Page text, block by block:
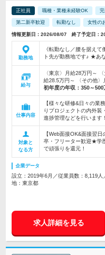
正社員 職種・業種未経験OK
第二新卒歓迎 転勤なし 女性の
情報更新日：2026/08/07 終了予定日：
勤務地
《転勤なし／腰を据え
ト先が勤務地です♪ ★あ
給与
〈東京〉月給28万円～
給28.5万円～ 〈その他
初年度の年収： 350～500
仕事内容
【様々な研修&日々の業
りプロジェクトの内外装
進捗管理などを行います！
対象と
なる方
【Web面接OK&面接翌
卒・フリーター歓迎★学
で頑張りを還元！
企業データ
設立：2019年6月／従業員数：8,119人
地：東京都
求人詳細を見る